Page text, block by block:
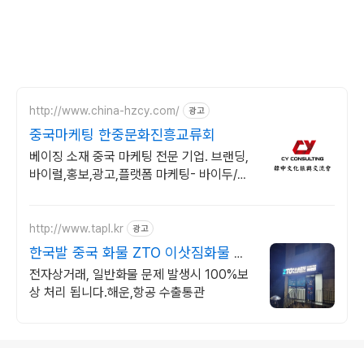
http://www.china-hzcy.com/ 광고
중국마케팅 한중문화진흥교류회
베이징 소재 중국 마케팅 전문 기업. 브랜딩,
바이럴,홍보,광고,플랫폼 마케팅- 바이두/샤
http://www.tapl.kr 광고
한국발 중국 화물 ZTO 이삿짐화물 한
류스타제품대행
전자상거래, 일반화물 문제 발생시 100%보
상 처리 됩니다.해운,항공 수출통관